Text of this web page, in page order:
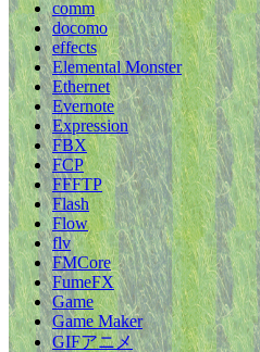
comm
docomo
effects
Elemental Monster
Ethernet
Evernote
Expression
FBX
FCP
FFFTP
Flash
Flow
flv
FMCore
FumeFX
Game
Game Maker
GIFアニメ